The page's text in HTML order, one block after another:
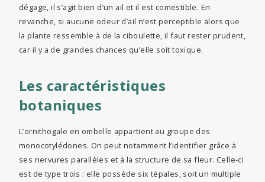
dégage, il s’agit bien d’un ail et il est comestible. En
revanche, si aucune odeur d’ail n’est perceptible alors que
la plante ressemble à de la ciboulette, il faut rester prudent,
car il y a de grandes chances qu’elle soit toxique.
Les caractéristiques
botaniques
L’ornithogale en ombelle appartient au groupe des
monocotylédones. On peut notamment l’identifier grâce à
ses nervures parallèles et à la structure de sa fleur. Celle-ci
est de type trois : elle possède six tépales, soit un multiple